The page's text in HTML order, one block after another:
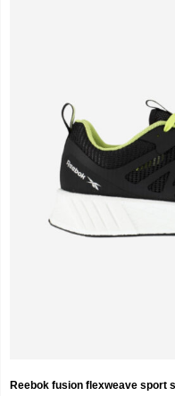
Reebok fusion flexweave sport